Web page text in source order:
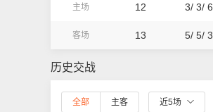
主场 12 3/ 3/ 6
客场 13 5/ 5/ 3
历史交战
全部 主客 近5场